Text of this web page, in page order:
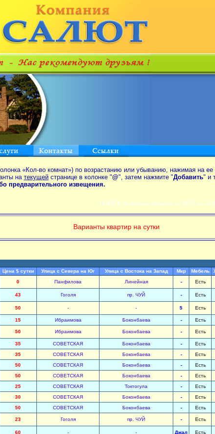
«Кол-во комнат») по возрастанию или убыванию, нажимая на ее
натекущей странице в колонке "@", затем нажмите "Добавить" и
предварительного извещения.
ПОИСК по аренде квартир от MIN до
Варианты квартир на сутки
Цена $ сутки Улица с Севера на Юг Улица с Востока на Запад Мкр Мебель
0 Панфилова Линейная - Есть
43 Гоголя пр. ЧУЙ - Есть
50 - - 5 Есть
15 Ибраимова Боконбаева - Есть
50 Ибраимова Боконбаева - Есть
35 СОВЕТСКАЯ Боконбаева - Есть
35 СОВЕТСКАЯ Боконбаева - Есть
50 СОВЕТСКАЯ Боконбаева - Есть
50 СОВЕТСКАЯ Боконбаева - Есть
25 СОВЕТСКАЯ Токтогула - Есть
30 СОВЕТСКАЯ Боконбаева - Есть
50 СОВЕТСКАЯ Боконбаева - Есть
23 Гоголя пр. ЧУЙ - Есть
60 - - Джал Есть